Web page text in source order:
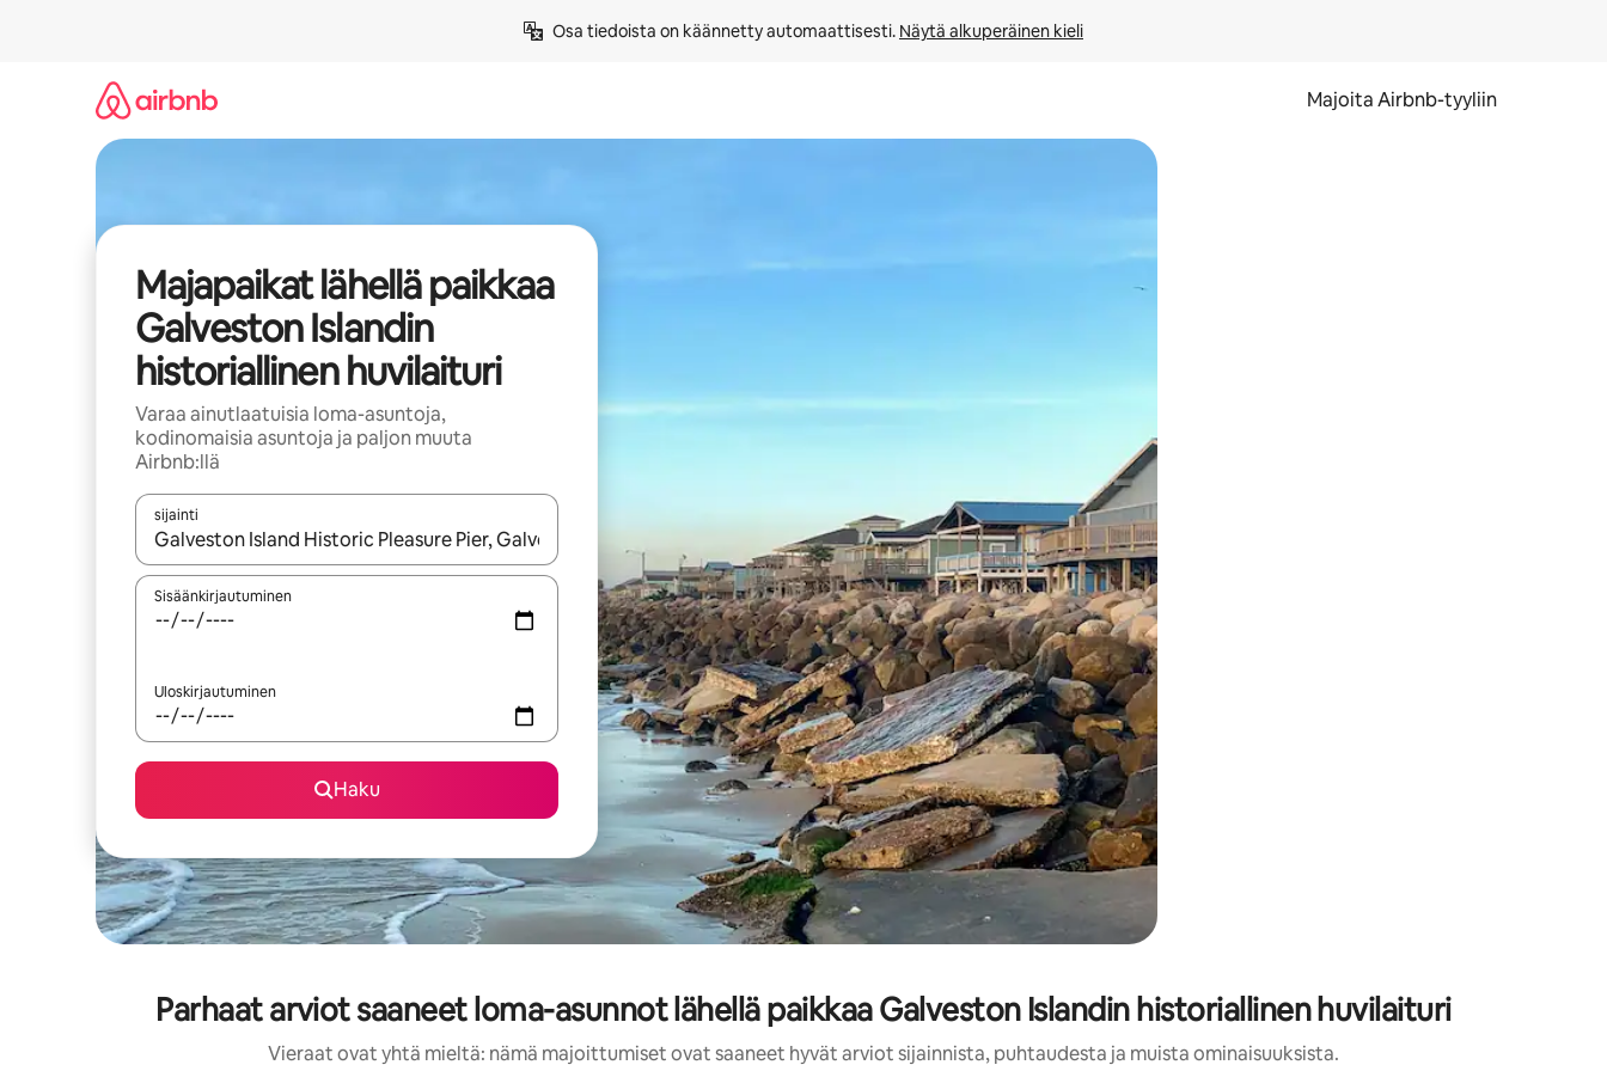
Osa tiedoista on käännetty automaattisesti. Näytä alkuperäinen kieli
Majoita Airbnb-tyyliin
Majapaikat lähellä paikkaa
Galveston Islandin
historiallinen huvilaituri
Varaa ainutlaatuisia loma-asuntoja,
kodinomaisia asuntoja ja paljon muuta
Airbnb:llä
sijainti
Kun tulokset ovat saatavilla, navigoi ylös- ja alas-nuolinäppäimillä tai tutustu koskettamalla tai pyyhkäisemällä.
Sisäänkirjautuminen
Uloskirjautuminen
Haku
Parhaat arviot saaneet loma-asunnot lähellä paikkaa Galveston Islandin historiallinen huvilaituri
Vieraat ovat yhtä mieltä: nämä majoittumiset ovat saaneet hyvät arviot sijainnista, puhtaudesta ja muista ominaisuuksista.